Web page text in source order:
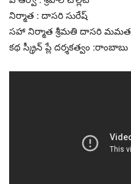
నిర్మాత : దాసరి సురేష్
సహా నిర్మాత శ్రీమతి దాసరి మమత
కథ స్క్రీన్ ప్లే దర్శకత్వం :రాంబాబు